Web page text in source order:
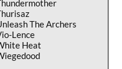
The Archers
Lence
Heat